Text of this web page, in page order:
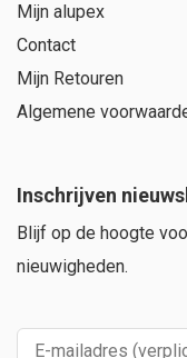
Mijn alupex
Contact
Mijn Retouren
Algemene
Inschrijven
Blijf op de hoogte
nieuwigheden.